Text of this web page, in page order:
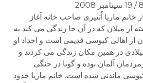
خانم ماریا اُتییری صاحب خانه آغاز
از میلان که در آن جا زندگی می کند به
از اهالی کیوسی قدیمی است و اجداد او
میلادی در همین مکان زندگی می کردند و
آلمان بوده و گویا در جنگی
ماندنی شده است. خانم ماریا حدود